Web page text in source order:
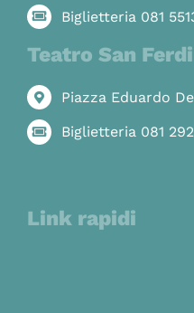
Biglietteria 081
Teatro San
Piazza Eduardo
Biglietteria 081
Link rapidi